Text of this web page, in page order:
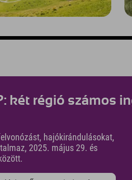
két régió számos
hajókirándulásokat,
2025. május 29. és